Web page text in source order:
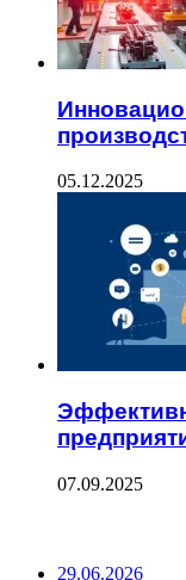
05.12.2025
07.09.2025
29.06.2026